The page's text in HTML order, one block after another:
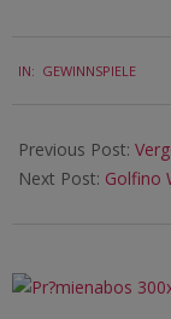
11-
IN: GEWINNSPIELE
Previous Post:
Next Post: Golfino